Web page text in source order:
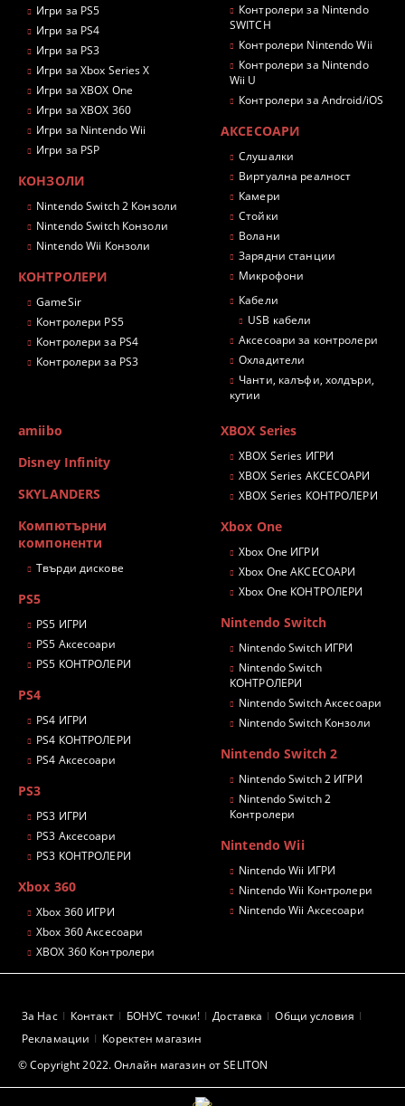
Игри за PS5
Игри за PS4
Игри за PS3
Игри за Xbox Series X
Игри за XBOX One
Игри за XBOX 360
Игри за Nintendo Wii
Игри за PSP
КОНЗОЛИ
Nintendo Switch 2 Конзоли
Nintendo Switch Конзоли
Nintendo Wii Конзоли
КОНТРОЛЕРИ
GameSir
Контролери PS5
Контролери за PS4
Контролери за PS3
Контролери за Nintendo
SWITCH
Контролери Nintendo Wii
Контролери за Nintendo
Wii U
Контролери за Android/iOS
АКСЕСОАРИ
Слушалки
Виртуална реалност
Камери
Стойки
Волани
Зарядни станции
Микрофони
Кабели
USB кабели
Аксесоари за контролери
Охладители
Чанти, калъфи, холдъри,
кутии
amiibo
Disney Infinity
SKYLANDERS
Компютърни
компоненти
Твърди дискове
PS5
PS5 ИГРИ
PS5 Аксесоари
PS5 КОНТРОЛЕРИ
PS4
PS4 ИГРИ
PS4 КОНТРОЛЕРИ
PS4 Аксесоари
PS3
PS3 ИГРИ
PS3 Аксесоари
PS3 КОНТРОЛЕРИ
Xbox 360
Xbox 360 ИГРИ
Xbox 360 Аксесоари
XBOX 360 Контролери
XBOX Series
XBOX Series ИГРИ
XBOX Series АКСЕСОАРИ
XBOX Series КОНТРОЛЕРИ
Xbox One
Xbox One ИГРИ
Xbox One АКСЕСОАРИ
Xbox One КОНТРОЛЕРИ
Nintendo Switch
Nintendo Switch ИГРИ
Nintendo Switch
КОНТРОЛЕРИ
Nintendo Switch Аксесоари
Nintendo Switch Конзоли
Nintendo Switch 2
Nintendo Switch 2 ИГРИ
Nintendo Switch 2
Контролери
Nintendo Wii
Nintendo Wii ИГРИ
Nintendo Wii Контролери
Nintendo Wii Аксесоари
© Copyright 2022. Онлайн магазин от SELITON
За Нас Контакт БОНУС точки! Доставка
Общи условия
Рекламации
Коректен магазин